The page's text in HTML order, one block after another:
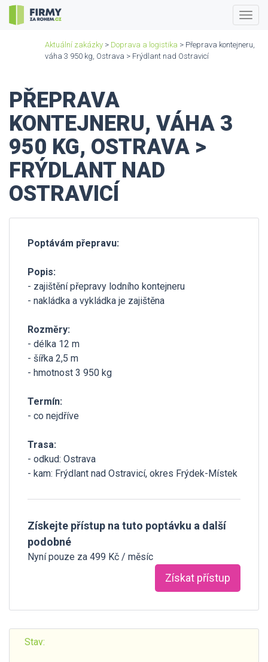
Aktuální zakázky > Doprava a logistika > Přeprava kontejneru,
váha 3 950 kg, Ostrava > Frýdlant nad Ostravicí
PŘEPRAVA
KONTEJNERU, VÁHA 3
950 KG, OSTRAVA >
FRÝDLANT NAD
OSTRAVICÍ
Poptávám přepravu:
Popis:
- zajištění přepravy lodního kontejneru
- nakládka a vykládka je zajištěna
Rozměry:
- délka 12 m
- šířka 2,5 m
- hmotnost 3 950 kg
Termín:
- co nejdříve
Trasa:
- odkud: Ostrava
- kam: Frýdlant nad Ostravicí, okres Frýdek-Místek
Získejte přístup na tuto poptávku a další
podobné
Nyní pouze za 499 Kč / měsíc
Získat přístup
Stav: